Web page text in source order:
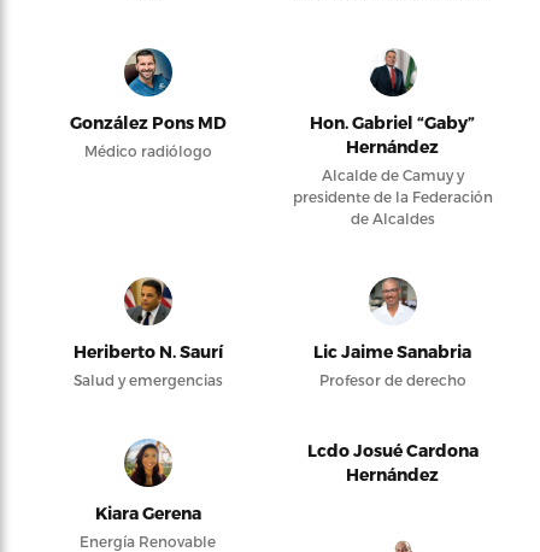
González Pons MD
Médico radiólogo
Hon. Gabriel “Gaby”
Hernández
Alcalde de Camuy y
presidente de la Federación
de Alcaldes
Heriberto N. Saurí
Salud y emergencias
Lic Jaime Sanabria
Profesor de derecho
Kiara Gerena
Energía Renovable
Lcdo Josué Cardona
Hernández